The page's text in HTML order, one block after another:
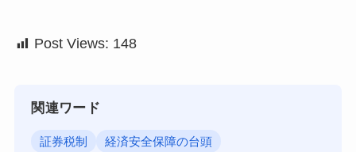
Post Views: 148
関連ワード
証券税制 経済安全保障の台頭